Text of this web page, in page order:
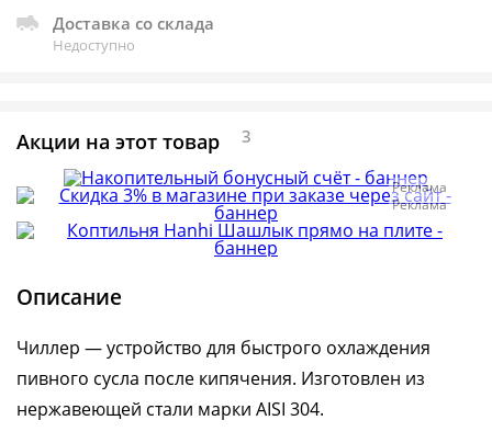
Доставка со склада
Недоступно
Акции на этот товар 3
Реклама
Реклама
Описание
Чиллер — устройство для быстрого охлаждения
пивного сусла после кипячения. Изготовлен из
нержавеющей стали марки AISI 304.